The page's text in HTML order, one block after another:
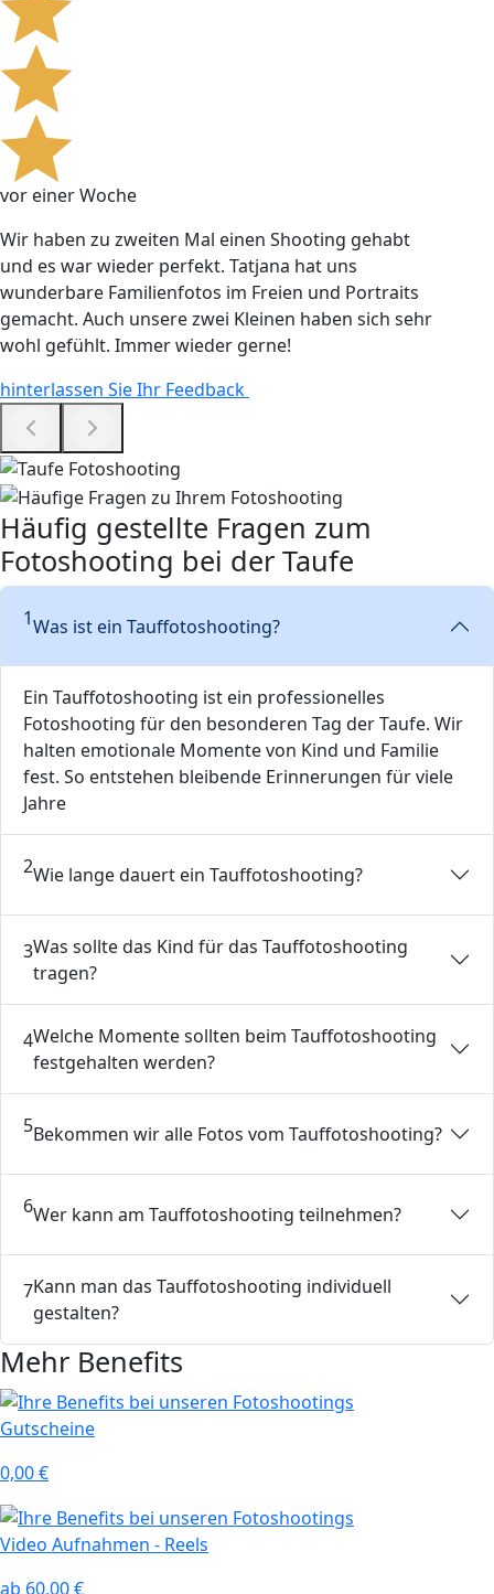
vor einer Woche
Wir haben zu zweiten Mal einen Shooting gehabt
und es war wieder perfekt. Tatjana hat uns
wunderbare Familienfotos im Freien und Portraits
gemacht. Auch unsere zwei Kleinen haben sich sehr
wohl gefühlt. Immer wieder gerne!
hinterlassen Sie Ihr Feedback
Häufig gestellte Fragen zum
Fotoshooting bei der Taufe
1Was ist ein Tauffotoshooting?
Ein Tauffotoshooting ist ein professionelles
Fotoshooting für den besonderen Tag der Taufe. Wir
halten emotionale Momente von Kind und Familie
fest. So entstehen bleibende Erinnerungen für viele
Jahre
2Wie lange dauert ein Tauffotoshooting?
3Was sollte das Kind für das Tauffotoshooting
tragen?
4Welche Momente sollten beim Tauffotoshooting
festgehalten werden?
5Bekommen wir alle Fotos vom Tauffotoshooting?
6Wer kann am Tauffotoshooting teilnehmen?
7Kann man das Tauffotoshooting individuell
gestalten?
Mehr Benefits
Gutscheine
0,00 €
Video Aufnahmen - Reels
ab 60,00 €